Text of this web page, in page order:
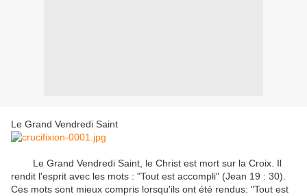
Le Grand Vendredi Saint
Le Grand Vendredi Saint le Christ est mort sur ​​la Croix Il
rendit l'esprit avec les mots : "Tout est accompli" (Jean 19 : 30)
Ces mots sont mieux compris lorsqu'ils ont été rendus: "Tout est